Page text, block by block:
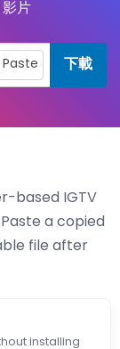
片
Paste 下載
based IGTV
a copied
file after
installing